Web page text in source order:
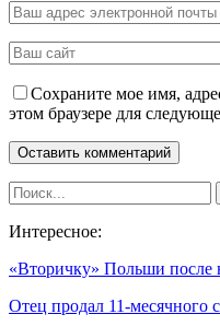
Сохраните мое имя,
этом браузере для
Интересное:
«Вторичку» Польши после
Отец продал 11-месячного